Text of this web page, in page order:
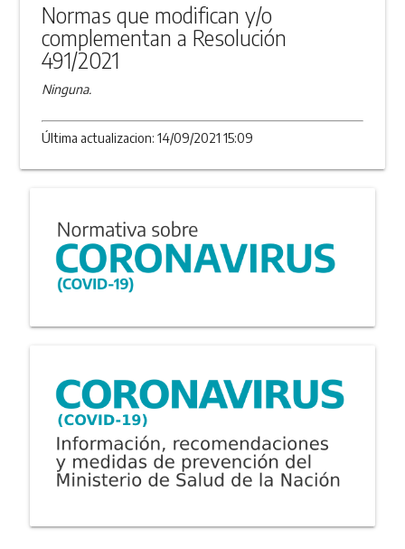
Normas que modifican y/o
complementan a Resolución
491/2021
Ninguna.
Última actualizacion: 14/09/2021 15:09